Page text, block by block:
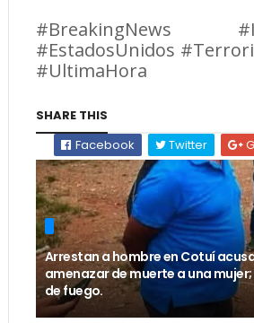
#BreakingNews
#EstadosUnidos
#UltimaHora
SHARE THIS
Facebook
Twitter
Arrestan a hombre en Cotuí
amenazar de muerte a una
de fuego.